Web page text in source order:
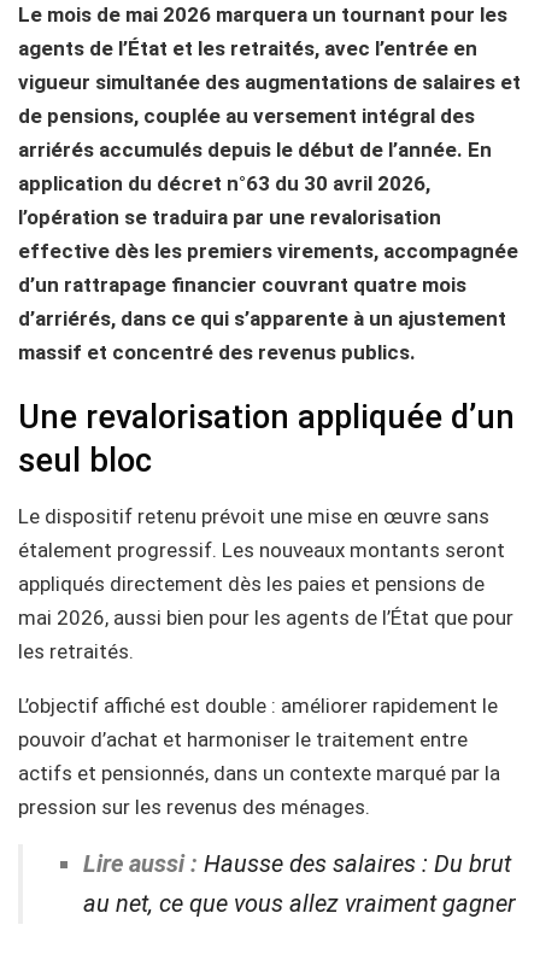
Le mois de mai 2026 marquera un tournant pour les
agents de l’État et les retraités, avec l’entrée en
vigueur simultanée des augmentations de salaires et
de pensions, couplée au versement intégral des
arriérés accumulés depuis le début de l’année. En
application du décret n°63 du 30 avril 2026,
l’opération se traduira par une revalorisation
effective dès les premiers virements, accompagnée
d’un rattrapage financier couvrant quatre mois
d’arriérés, dans ce qui s’apparente à un ajustement
massif et concentré des revenus publics.
Une revalorisation appliquée d’un
seul bloc
Le dispositif retenu prévoit une mise en œuvre sans
étalement progressif. Les nouveaux montants seront
appliqués directement dès les paies et pensions de
mai 2026, aussi bien pour les agents de l’État que pour
les retraités.
L’objectif affiché est double : améliorer rapidement le
pouvoir d’achat et harmoniser le traitement entre
actifs et pensionnés, dans un contexte marqué par la
pression sur les revenus des ménages.
Lire aussi : Hausse des salaires : Du brut
au net, ce que vous allez vraiment gagner